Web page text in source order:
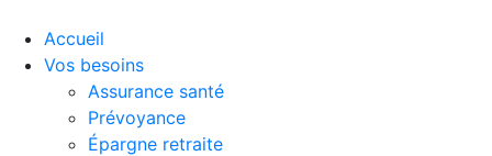
Accueil
Vos besoins
Assurance santé
Prévoyance
Épargne retraite